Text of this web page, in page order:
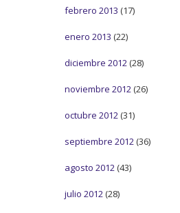
febrero 2013 (17)
enero 2013 (22)
diciembre 2012 (28)
noviembre 2012 (26)
octubre 2012 (31)
septiembre 2012 (36)
agosto 2012 (43)
julio 2012 (28)